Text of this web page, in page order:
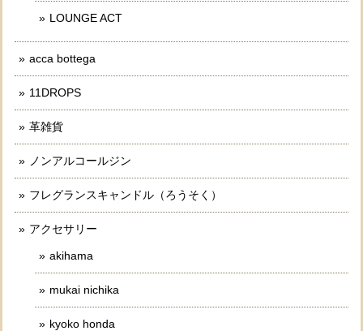
LOUNGE ACT
acca bottega
11DROPS
革雑貨
ノンアルコールジン
フレグランスキャンドル（ろうそく）
アクセサリー
akihama
mukai nichika
kyoko honda